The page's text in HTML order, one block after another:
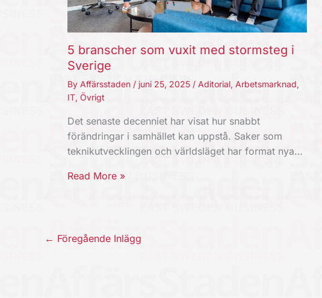
5 branscher som vuxit med stormsteg i
Sverige
By Affärsstaden / juni 25, 2025 / Aditorial, Arbetsmarknad,
IT, Övrigt
Det senaste decenniet har visat hur snabbt
förändringar i samhället kan uppstå. Saker som
teknikutvecklingen och världsläget har format nya…
Read More »
← Föregående Inlägg